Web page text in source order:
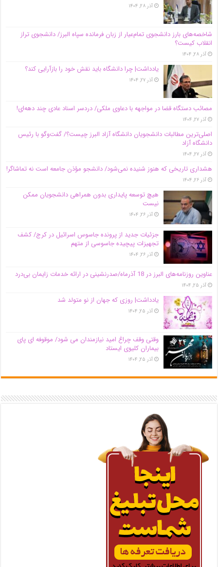
آذر ۲۸, ۱۴۰۴
شاخصه‌های بارز دانشجوی تمام‌عیار از زبان فرمانده سپاه البرز/ دانشجوی تراز
انقلاب کیست؟
آذر ۲۸, ۱۴۰۴
یادداشت| چرا دانشگاه باید نقش خود را بازآرایی کند؟
آذر ۲۷, ۱۴۰۴
مصائب دستگاه قضا در مواجهه با دعاوی ملکی/ دردسر اسناد عادی چند‌ دهه‌ای!
آذر ۲۷, ۱۴۰۴
اصلی‌ترین مطالبات دانشجویان دانشگاه آزاد البرز چیست؟/ گفت‌وگو با رئیس
دانشگاه آز‌اد
آذر ۲۷, ۱۴۰۴
هشداری تاریخی که هنوز شنیده نمی‌شود/ دانشجو مؤذن جامعه است نه تماشاگر!
آذر ۲۶, ۱۴۰۴
هیچ توسعه پایداری بدون همراهی دانشجویان ممکن
نیست
آذر ۲۶, ۱۴۰۴
جزئیات جدید از پرونده جاسوس اسرائیل در کرج/‌ کشف
تجهیزات پیچیده جاسوسی از متهم
آذر ۲۶, ۱۴۰۴
عناوین روزنامه‌های البرز در ‌18 آذرماه/صدرنشینی در ارائه خدمات زایمان بی‌درد
آذر ۲۵, ۱۴۰۴
یادداشت| روزی که جهان از نو متولد شد
آذر ۲۵, ۱۴۰۴
وقتی وقف چراغ امید نیازمندان می شود/ موقوفه ای پای
بیماران کلیوی ایستاد
آذر ۲۵, ۱۴۰۴